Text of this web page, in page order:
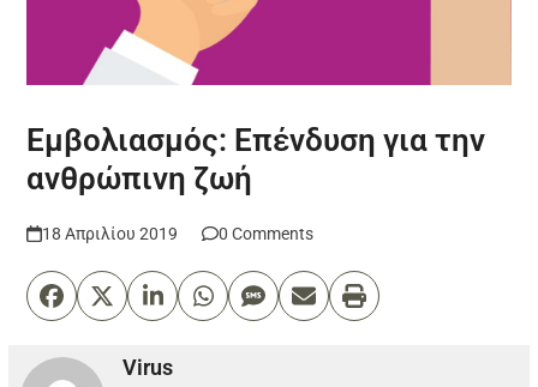
Εμβολιασμός: Επένδυση για την
ανθρώπινη ζωή
18 Απριλίου 2019 0 Comments
Virus